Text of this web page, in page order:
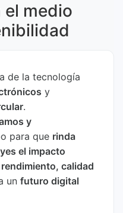
medio
de la tecnología
y
.
y
para que rinda
el impacto
rendimiento, calidad
un futuro digital